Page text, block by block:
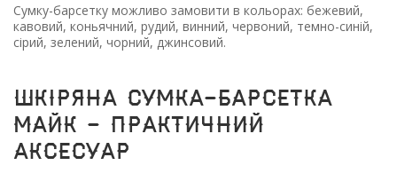
Сумку-барсетку можливо замовити в кольорах: бежевий,
кавовий, коньячний, рудий, винний, червоний, темно-синій,
сірий, зелений, чорний, джинсовий.
Шкіряна сумка-барсетка
майк - практичний
аксесуар